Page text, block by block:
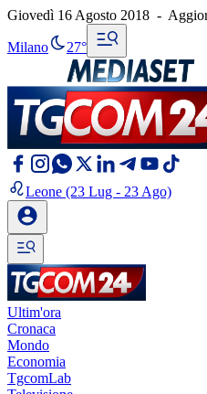
Giovedì 16 Agosto 2018 -
Milano 27°
Leone (23 Lug - 23 Ago)
Ultim'ora
Cronaca
Mondo
Economia
TgcomLab